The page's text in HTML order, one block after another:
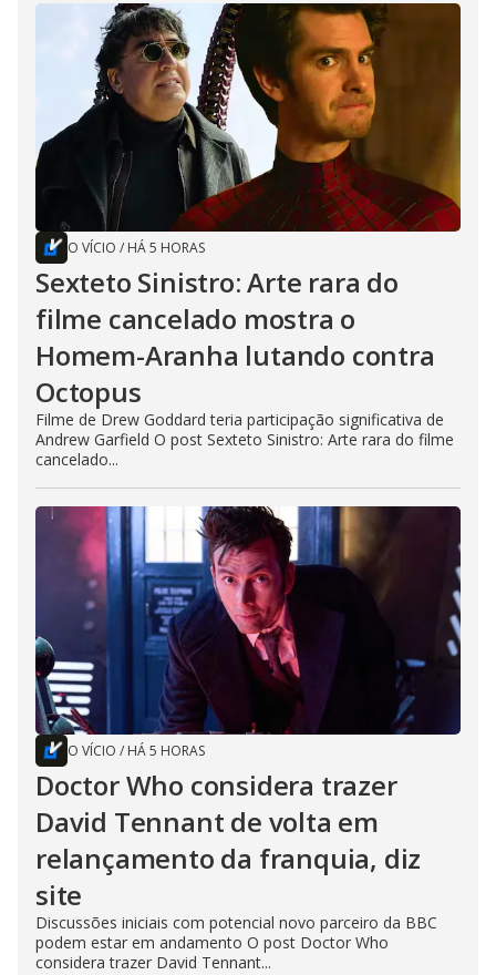
O VÍCIO / HÁ 5 HORAS
Sexteto Sinistro: Arte rara do
filme cancelado mostra o
Homem-Aranha lutando contra
Octopus
Filme de Drew Goddard teria participação significativa de
Andrew Garfield O post Sexteto Sinistro: Arte rara do filme
cancelado...
O VÍCIO / HÁ 5 HORAS
Doctor Who considera trazer
David Tennant de volta em
relançamento da franquia, diz
site
Discussões iniciais com potencial novo parceiro da BBC
podem estar em andamento O post Doctor Who
considera trazer David Tennant...